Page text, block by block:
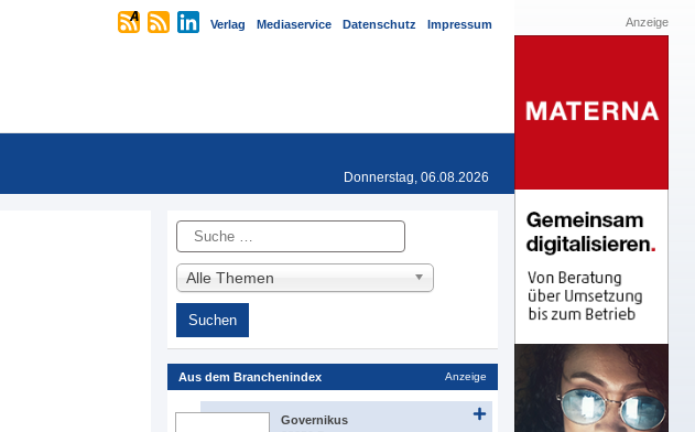
Verlag Mediaservice Datenschutz Impressum
Donnerstag, 06.08.2026
Suche
Alle Themen
Aus dem Branchenindex Anzeige
Governikus
Anzeige